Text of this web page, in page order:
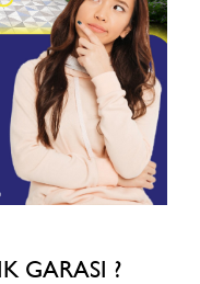
GARASI ?